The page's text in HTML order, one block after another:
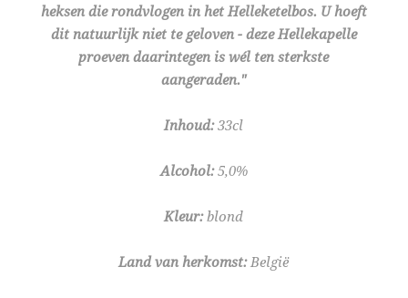
heksen die rondvlogen in het Helleketelbos. U hoeft
dit natuurlijk niet te geloven - deze Hellekapelle
proeven daarintegen is wél ten sterkste
aangeraden."
Inhoud:33cl
Alcohol:5,0%
Kleur:blond
Land van herkomst:België